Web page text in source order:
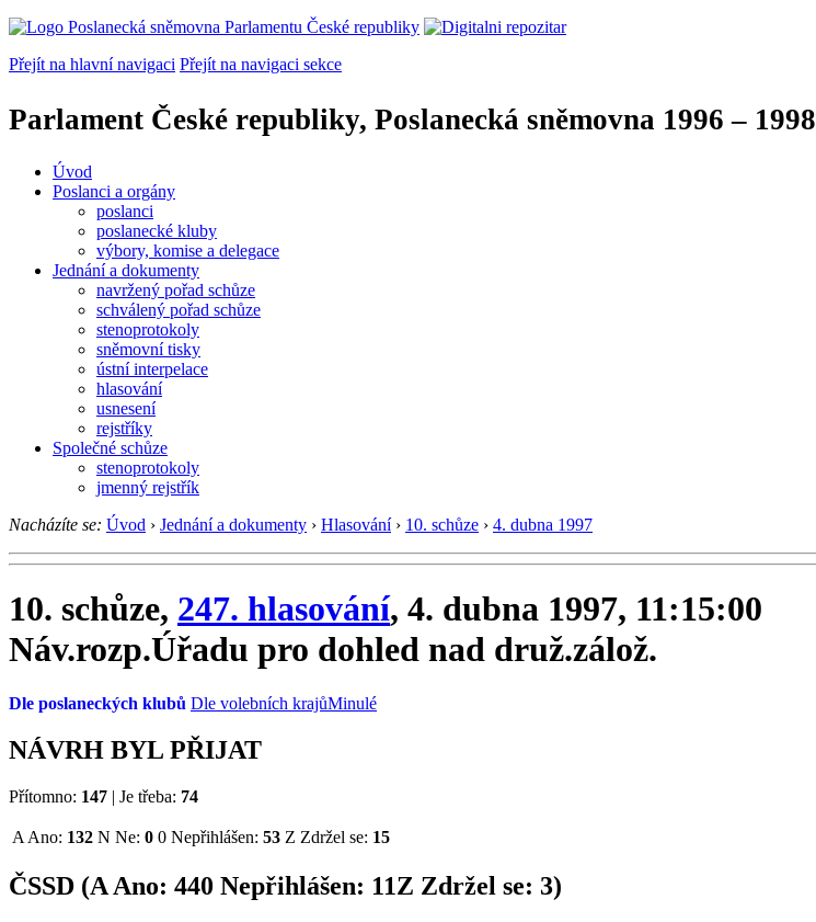
Přejít na hlavní navigaci Přejít na navigaci sekce
Parlament České republiky, Poslanecká sněmovna 1996 – 1998
Úvod
Poslanci a orgány
poslanci
poslanecké kluby
výbory, komise a delegace
Jednání a dokumenty
navržený pořad schůze
schválený pořad schůze
stenoprotokoly
sněmovní tisky
ústní interpelace
hlasování
usnesení
rejstříky
Společné schůze
stenoprotokoly
jmenný rejstřík
Nacházíte se: Úvod › Jednání a dokumenty › Hlasování › 10. schůze › 4. dubna 1997
10. schůze, 247. hlasování, 4. dubna 1997, 11:15:00
Náv.rozp.Úřadu pro dohled nad druž.zálož.
Dle poslaneckých klubů Dle volebních krajůMinulé
NÁVRH BYL PŘIJAT
Přítomno: 147 | Je třeba: 74
A Ano: 132 N Ne: 0 0 Nepřihlášen: 53 Z Zdržel se: 15
ČSSD (AAno: 440 Nepřihlášen: 11Z Zdržel se: 3)